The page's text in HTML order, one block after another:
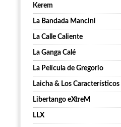
Kerem
La Bandada Mancini
La Calle Caliente
La Ganga Calé
La Película de Gregorio
Laicha & Los Característicos
Libertango eXtreM
LLX